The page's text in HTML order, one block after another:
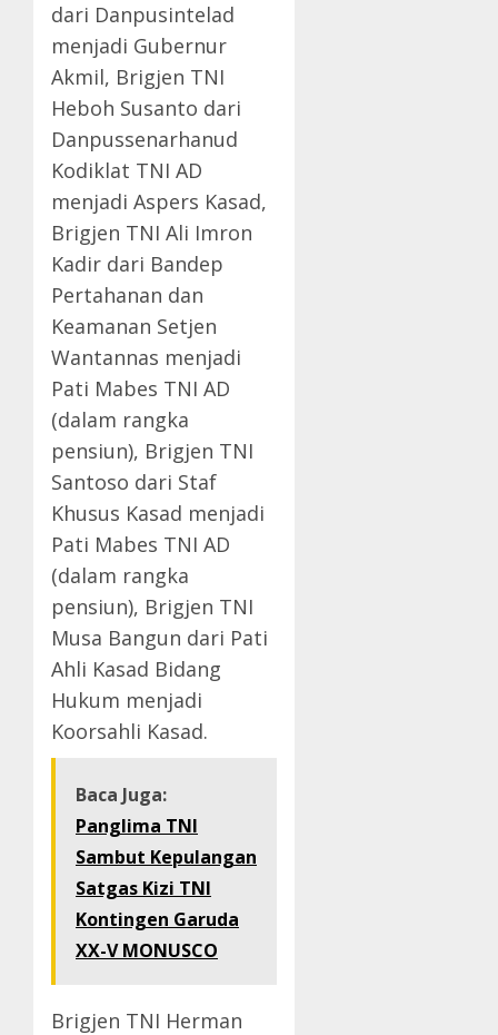
dari Danpusintelad
menjadi Gubernur
Akmil, Brigjen TNI
Heboh Susanto dari
Danpussenarhanud
Kodiklat TNI AD
menjadi Aspers Kasad,
Brigjen TNI Ali Imron
Kadir dari Bandep
Pertahanan dan
Keamanan Setjen
Wantannas menjadi
Pati Mabes TNI AD
(dalam rangka
pensiun), Brigjen TNI
Santoso dari Staf
Khusus Kasad menjadi
Pati Mabes TNI AD
(dalam rangka
pensiun), Brigjen TNI
Musa Bangun dari Pati
Ahli Kasad Bidang
Hukum menjadi
Koorsahli Kasad.
Baca Juga:
Panglima TNI
Sambut Kepulangan
Satgas Kizi TNI
Kontingen Garuda
XX-V MONUSCO
Brigjen TNI Herman